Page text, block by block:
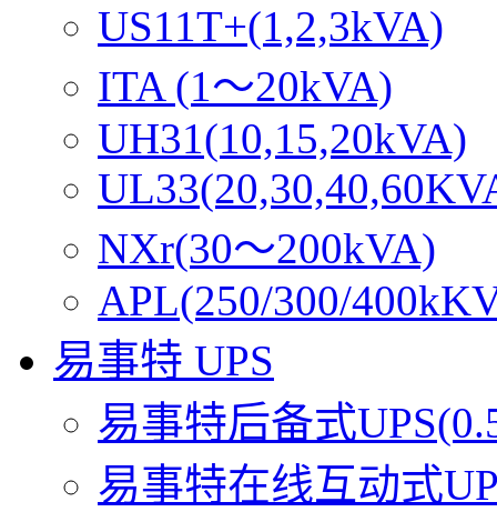
US11T+(1,2,3kVA)
ITA (1～20kVA)
UH31(10,15,20kVA)
NXr(30～200kVA)
APL(250/300/
易事特 UPS
易事特后备式
易事特在线互动式